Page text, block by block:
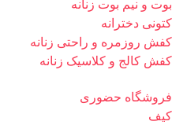
بوت و نیم بوت زنانه
کتونی دخترانه
کفش روزمره و راحتی زنانه
کفش کالج و کلاسیک زنانه
فروشگاه حضوری
کیف